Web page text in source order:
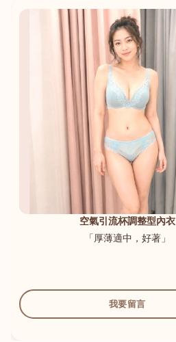
空氣引流杯調整型內衣
「厚薄適中，好著」
我要留言
港澳中文
English